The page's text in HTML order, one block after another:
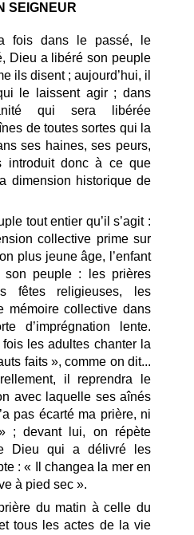
SEIGNEUR
fois dans le passé, le
Dieu a libéré son peuple
ils disent ; aujourd’hui, il
le laissent agir ; dans
qui sera libérée
de toutes sortes qui la
ses haines, ses peurs,
introduit donc à ce que
dimension historique de
tout entier qu’il s’agit :
collective prime sur
plus jeune âge, l’enfant
peuple : les prières
fêtes religieuses, les
mémoire collective dans
d’imprégnation lente.
fois les adultes chanter la
faits », comme on dit...
il reprendra le
avec laquelle ses aînés
pas écarté ma prière, ni
; devant lui, on répète
Dieu qui a délivré les
: « Il changea la mer en
à pied sec ».
du matin à celle du
tous les actes de la vie